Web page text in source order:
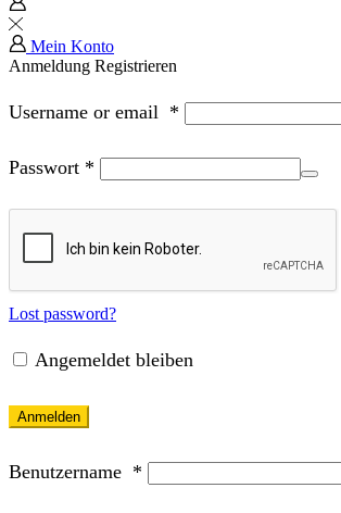
Mein Konto
Anmeldung Registrieren
Username or email *
Passwort *
Lost password?
Angemeldet bleiben
Anmelden
Benutzername *